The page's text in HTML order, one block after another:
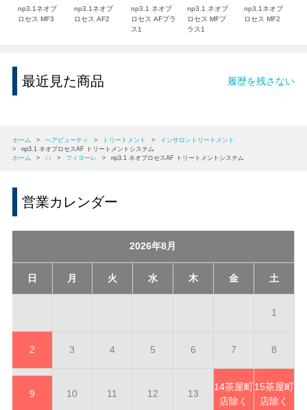
np3.1ネオプ
ロセス MF3
np3.1ネオプ
ロセス AF2
np3.1 ネオプ
ロセス AFプラ
ス1
np3.1 ネオプ
ロセス MFプ
ラス1
np3.1ネオプ
ロセス MF2
最近見た商品 履歴を残さない
ホーム > ヘアビューティ > トリートメント >
インサロントリートメント
>
np3.1 ネオプロセスAF トリートメントシステム
ホーム
> ハ > フィヨーレ > np3.1 ネオプロセスAF トリートメントシステム
営業カレンダー
2026年8月
日 月 火 水 木 金 土
1
2 3 4 5 6 7 8
9 10 11 12 13
14茶屋町
店除く
15茶屋町
店除く